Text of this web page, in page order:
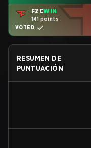
FZCWIN
141 points
VOTED
RESUMEN DE
PUNTUACIÓN